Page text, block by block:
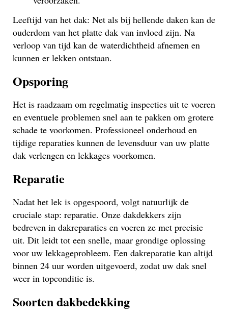
Leeftijd van het dak: Net als bij hellende daken kan de
ouderdom van het platte dak van invloed zijn. Na
verloop van tijd kan de waterdichtheid afnemen en
kunnen er lekken ontstaan.
Opsporing
Het is raadzaam om regelmatig inspecties uit te voeren
en eventuele problemen snel aan te pakken om grotere
schade te voorkomen. Professioneel onderhoud en
tijdige reparaties kunnen de levensduur van uw platte
dak verlengen en lekkages voorkomen.
Reparatie
Nadat het lek is opgespoord, volgt natuurlijk de
cruciale stap: reparatie. Onze dakdekkers zijn
bedreven in dakreparaties en voeren ze met precisie
uit. Dit leidt tot een snelle, maar grondige oplossing
voor uw lekkageprobleem. Een dakreparatie kan altijd
binnen 24 uur worden uitgevoerd, zodat uw dak snel
weer in topconditie is.
Soorten dakbedekking